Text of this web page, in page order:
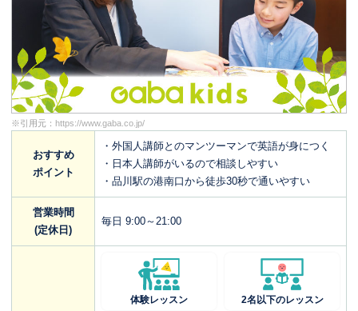
※引用元： https://www.gaba.co.jp/
おすすめ
ポイント
・外国人講師とのマンツーマンで英語が身につく
・日本人講師がいるので相談しやすい
・品川駅の港南口から徒歩30秒で通いやすい
営業時間
(定休日)
毎日 9:00～21:00
体験レッスン 2名以下のレッスン